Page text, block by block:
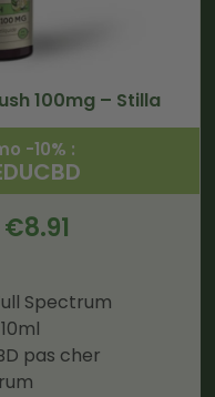
100mg – Stilla
-10% :
€8.91
Spectrum
pas cher